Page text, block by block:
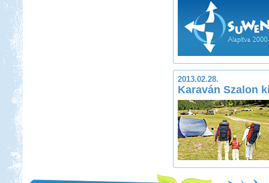
2013.02.28.
Karaván Szalon